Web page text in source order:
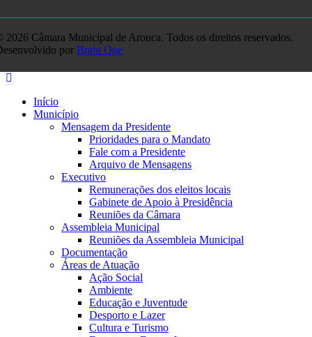
2026 Câmara Municipal de Arouca. Todos os direitos reservados.
por Brain One
Início
Município
Mensagem da Presidente
Prioridades para o Mandato
Fale com a Presidente
Arquivo de Mensagens
Executivo
Remunerações dos eleitos locais
Gabinete de Apoio à Presidência
Reuniões da Câmara
Assembleia Municipal
Reuniões da Assembleia Municipal
Documentação
Áreas de Atuação
Ação Social
Ambiente
Educação e Juventude
Desporto e Lazer
Cultura e Turismo